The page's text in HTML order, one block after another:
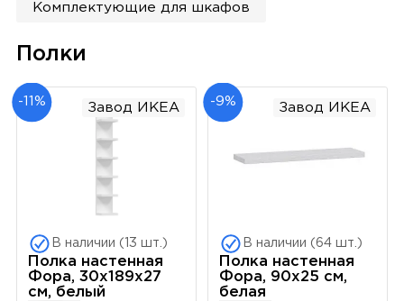
Комплектующие для шкафов
Полки
-11% Завод ИКЕА
В наличии (13 шт.)
Полка настенная
Фора, 30х189х27
см, белый
-9% Завод ИКЕА
В наличии (64 шт.)
Полка настенная
Фора, 90х25 см,
белая